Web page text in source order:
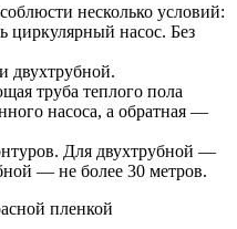
несколько условий:
циркулярный насос. Без
двухтрубной.
труба теплого пола
насоса, а обратная —
Для двухтрубной —
— не более 30 метров.